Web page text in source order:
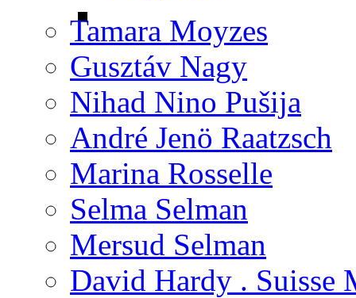
Tamara Moyzes
Gusztáv Nagy
Nihad Nino Pušija
André Jenö Raatzsch
Marina Rosselle
Selma Selman
Mersud Selman
David Hardy . Suisse